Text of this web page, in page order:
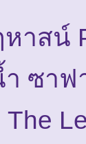
าสน์
ซาฟ